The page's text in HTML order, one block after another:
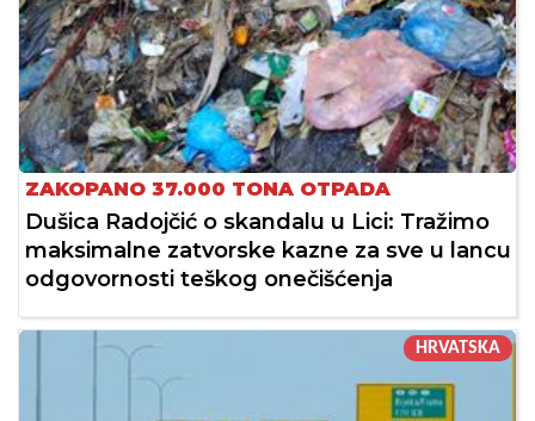
ZAKOPANO 37.000 TONA OTPADA
Dušica Radojčić o skandalu u Lici: Tražimo
maksimalne zatvorske kazne za sve u lancu
odgovornosti teškog onečišćenja
HRVATSKA